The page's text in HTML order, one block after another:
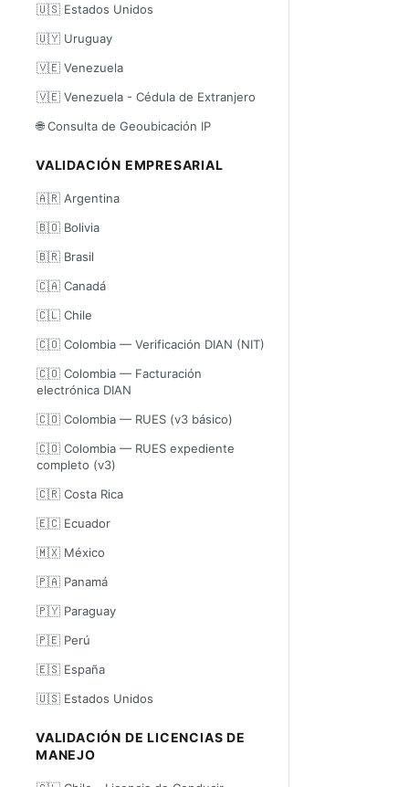
🇺🇸 Estados Unidos
🇺🇾 Uruguay
🇻🇪 Venezuela
🇻🇪 Venezuela - Cédula de Extranjero
🌐 Consulta de Geoubicación IP
VALIDACIÓN EMPRESARIAL
🇦🇷 Argentina
🇧🇴 Bolivia
🇧🇷 Brasil
🇨🇦 Canadá
🇨🇱 Chile
🇨🇴 Colombia — Verificación DIAN (NIT)
🇨🇴 Colombia — Facturación
electrónica DIAN
🇨🇴 Colombia — RUES (v3 básico)
🇨🇴 Colombia — RUES expediente
completo (v3)
🇨🇷 Costa Rica
🇪🇨 Ecuador
🇲🇽 México
🇵🇦 Panamá
🇵🇾 Paraguay
🇵🇪 Perú
🇪🇸 España
🇺🇸 Estados Unidos
VALIDACIÓN DE LICENCIAS DE
MANEJO